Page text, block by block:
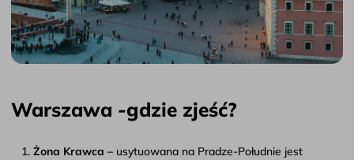
Warszawa -gdzie zjeść?
Żona Krawca – usytuowana na Pradze-Południe jest